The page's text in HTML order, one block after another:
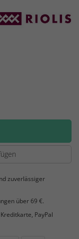
zuverlässiger
über 69 €.
PayPal